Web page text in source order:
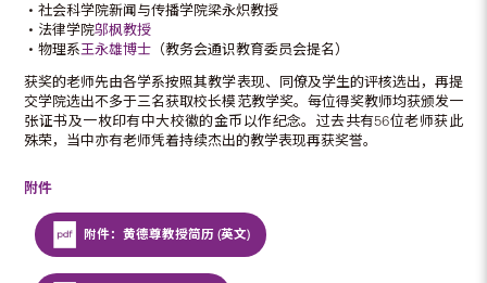
‧社会科学院新闻与传播学院梁永炽教授
‧法律学院邬枫教授
‧物理系王永雄博士 （教务会通识教育委员会提名）
获奖的老师先由各学系按照其教学表现、同僚及学生的评核选出，再提
交学院选出不多于三名获取校长模范教学奖。每位得奖教师均获颁发一
张证书及一枚印有中大校徽的金币以作纪念。过去共有56位老师获此
殊荣，当中亦有老师凭着持续杰出的教学表现再获奖誉。
附件
附件：黄德尊教授简历 (英文)